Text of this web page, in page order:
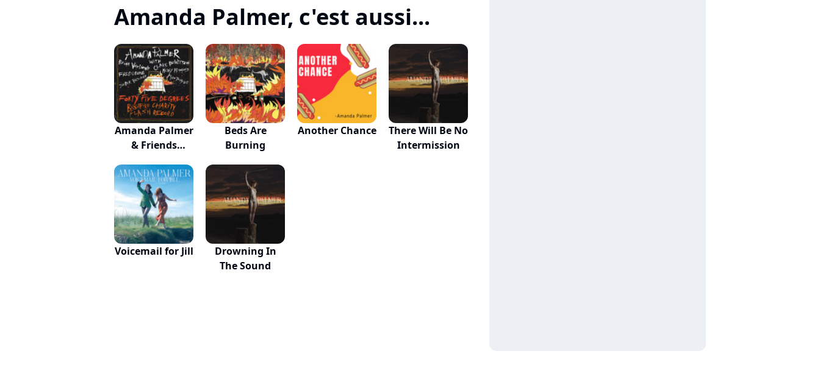
Amanda Palmer, c'est aussi...
Amanda Palmer
& Friends
Beds Are
Burning
Another Chance
There Will Be No
Intermission
Voicemail for Jill
Drowning In
The Sound